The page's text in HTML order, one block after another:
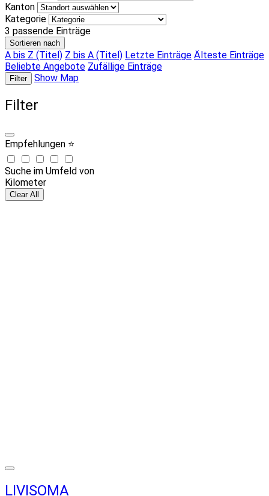
Kanton
Kategorie
3 passende Einträge
Sortieren nach
A bis Z (Titel) Z bis A (Titel) Letzte Einträge Älteste Einträge
Beliebte Angebote Zufällige Einträge
Filter Show Map
Filter
Empfehlungen ⭐
Suche im Umfeld von
Kilometer
Clear All
LIVISOMA